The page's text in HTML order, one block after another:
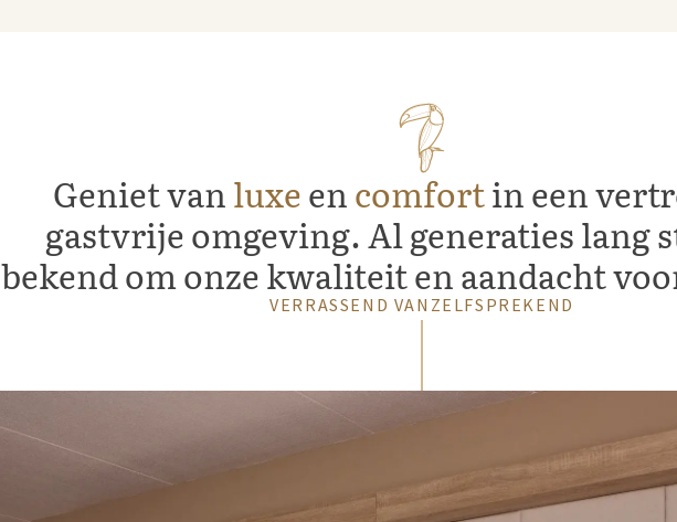
Geniet vanluxeencomfortin een
gastvrije omgeving. Al generaties lang
bekend om onze kwaliteit en aandacht
VERRASSEND VANZELFSPREKEND